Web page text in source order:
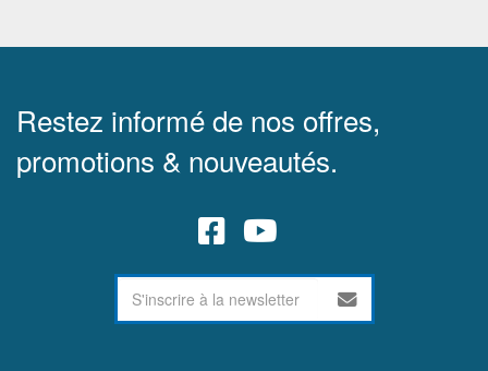
Restez informé de nos offres,
promotions & nouveautés.